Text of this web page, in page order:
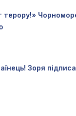
терору!»
Зоря